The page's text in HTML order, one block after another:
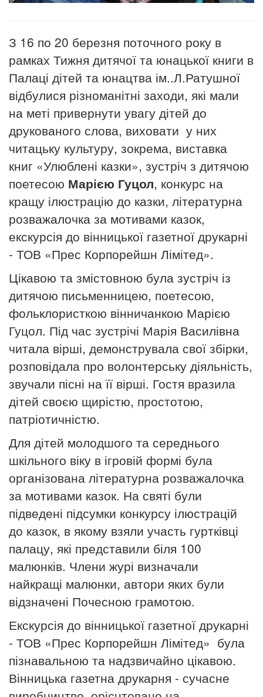
З 16 по 20 березня поточного року в
рамках Тижня дитячої та юнацької книги в
Палаці дітей та юнацтва ім..Л.Ратушної
відбулися різноманітні заходи, які мали
на меті привернути увагу дітей до
друкованого слова, виховати у них
читацьку культуру, зокрема, виставка
книг «Улюблені казки», зустріч з дитячою
поетесою Марією Гуцол, конкурс на
кращу ілюстрацію до казки, літературна
розважалочка за мотивами казок,
екскурсія до вінницької газетної друкарні
- ТОВ «Прес Корпорейшн Лімітед».
Цікавою та змістовною була зустріч із
дитячою письменницею, поетесою,
фольклористкою вінничанкою Марією
Гуцол. Під час зустрічі Марія Василівна
читала вірші, демонструвала свої збірки,
розповідала про волонтерську діяльність,
звучали пісні на її вірші. Гостя вразила
дітей своєю щирістю, простотою,
патріотичністю.
Для дітей молодшого та середнього
шкільного віку в ігровій формі була
організована літературна розважалочка
за мотивами казок. На святі були
підведені підсумки конкурсу ілюстрацій
до казок, в якому взяли участь гуртківці
палацу, які представили біля 100
малюнків. Члени журі визначали
найкращі малюнки, автори яких були
відзначені Почесною грамотою.
Екскурсія до вінницької газетної друкарні
- ТОВ «Прес Корпорейшн Лімітед» була
пізнавальною та надзвичайно цікавою.
Вінницька газетна друкарня - сучасне